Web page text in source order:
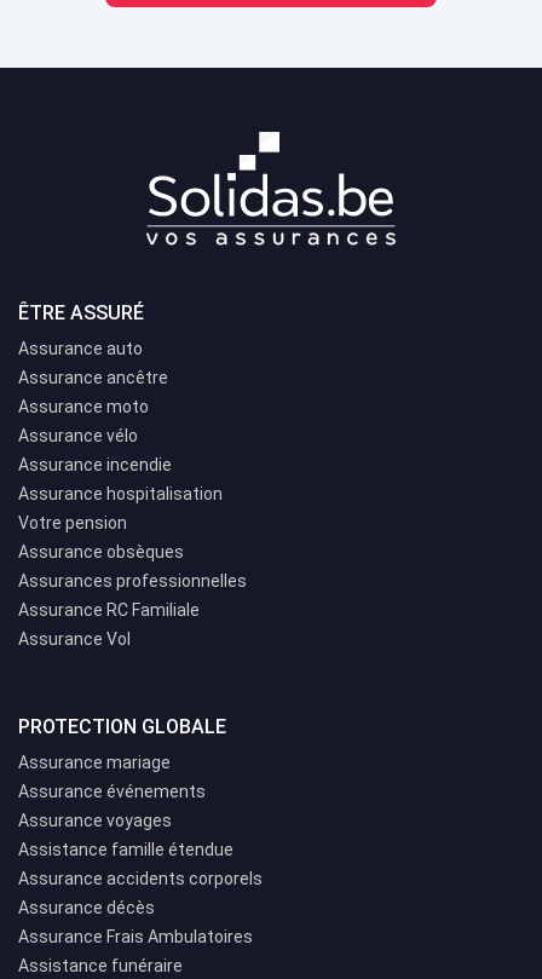
ÊTRE ASSURÉ
Assurance auto
Assurance ancêtre
Assurance moto
Assurance vélo
Assurance incendie
Assurance hospitalisation
Votre pension
Assurance obsèques
Assurances professionnelles
Assurance RC Familiale
Assurance Vol
PROTECTION GLOBALE
Assurance mariage
Assurance événements
Assurance voyages
Assistance famille étendue
Assurance accidents corporels
Assurance décès
Assurance Frais Ambulatoires
Assistance funéraire